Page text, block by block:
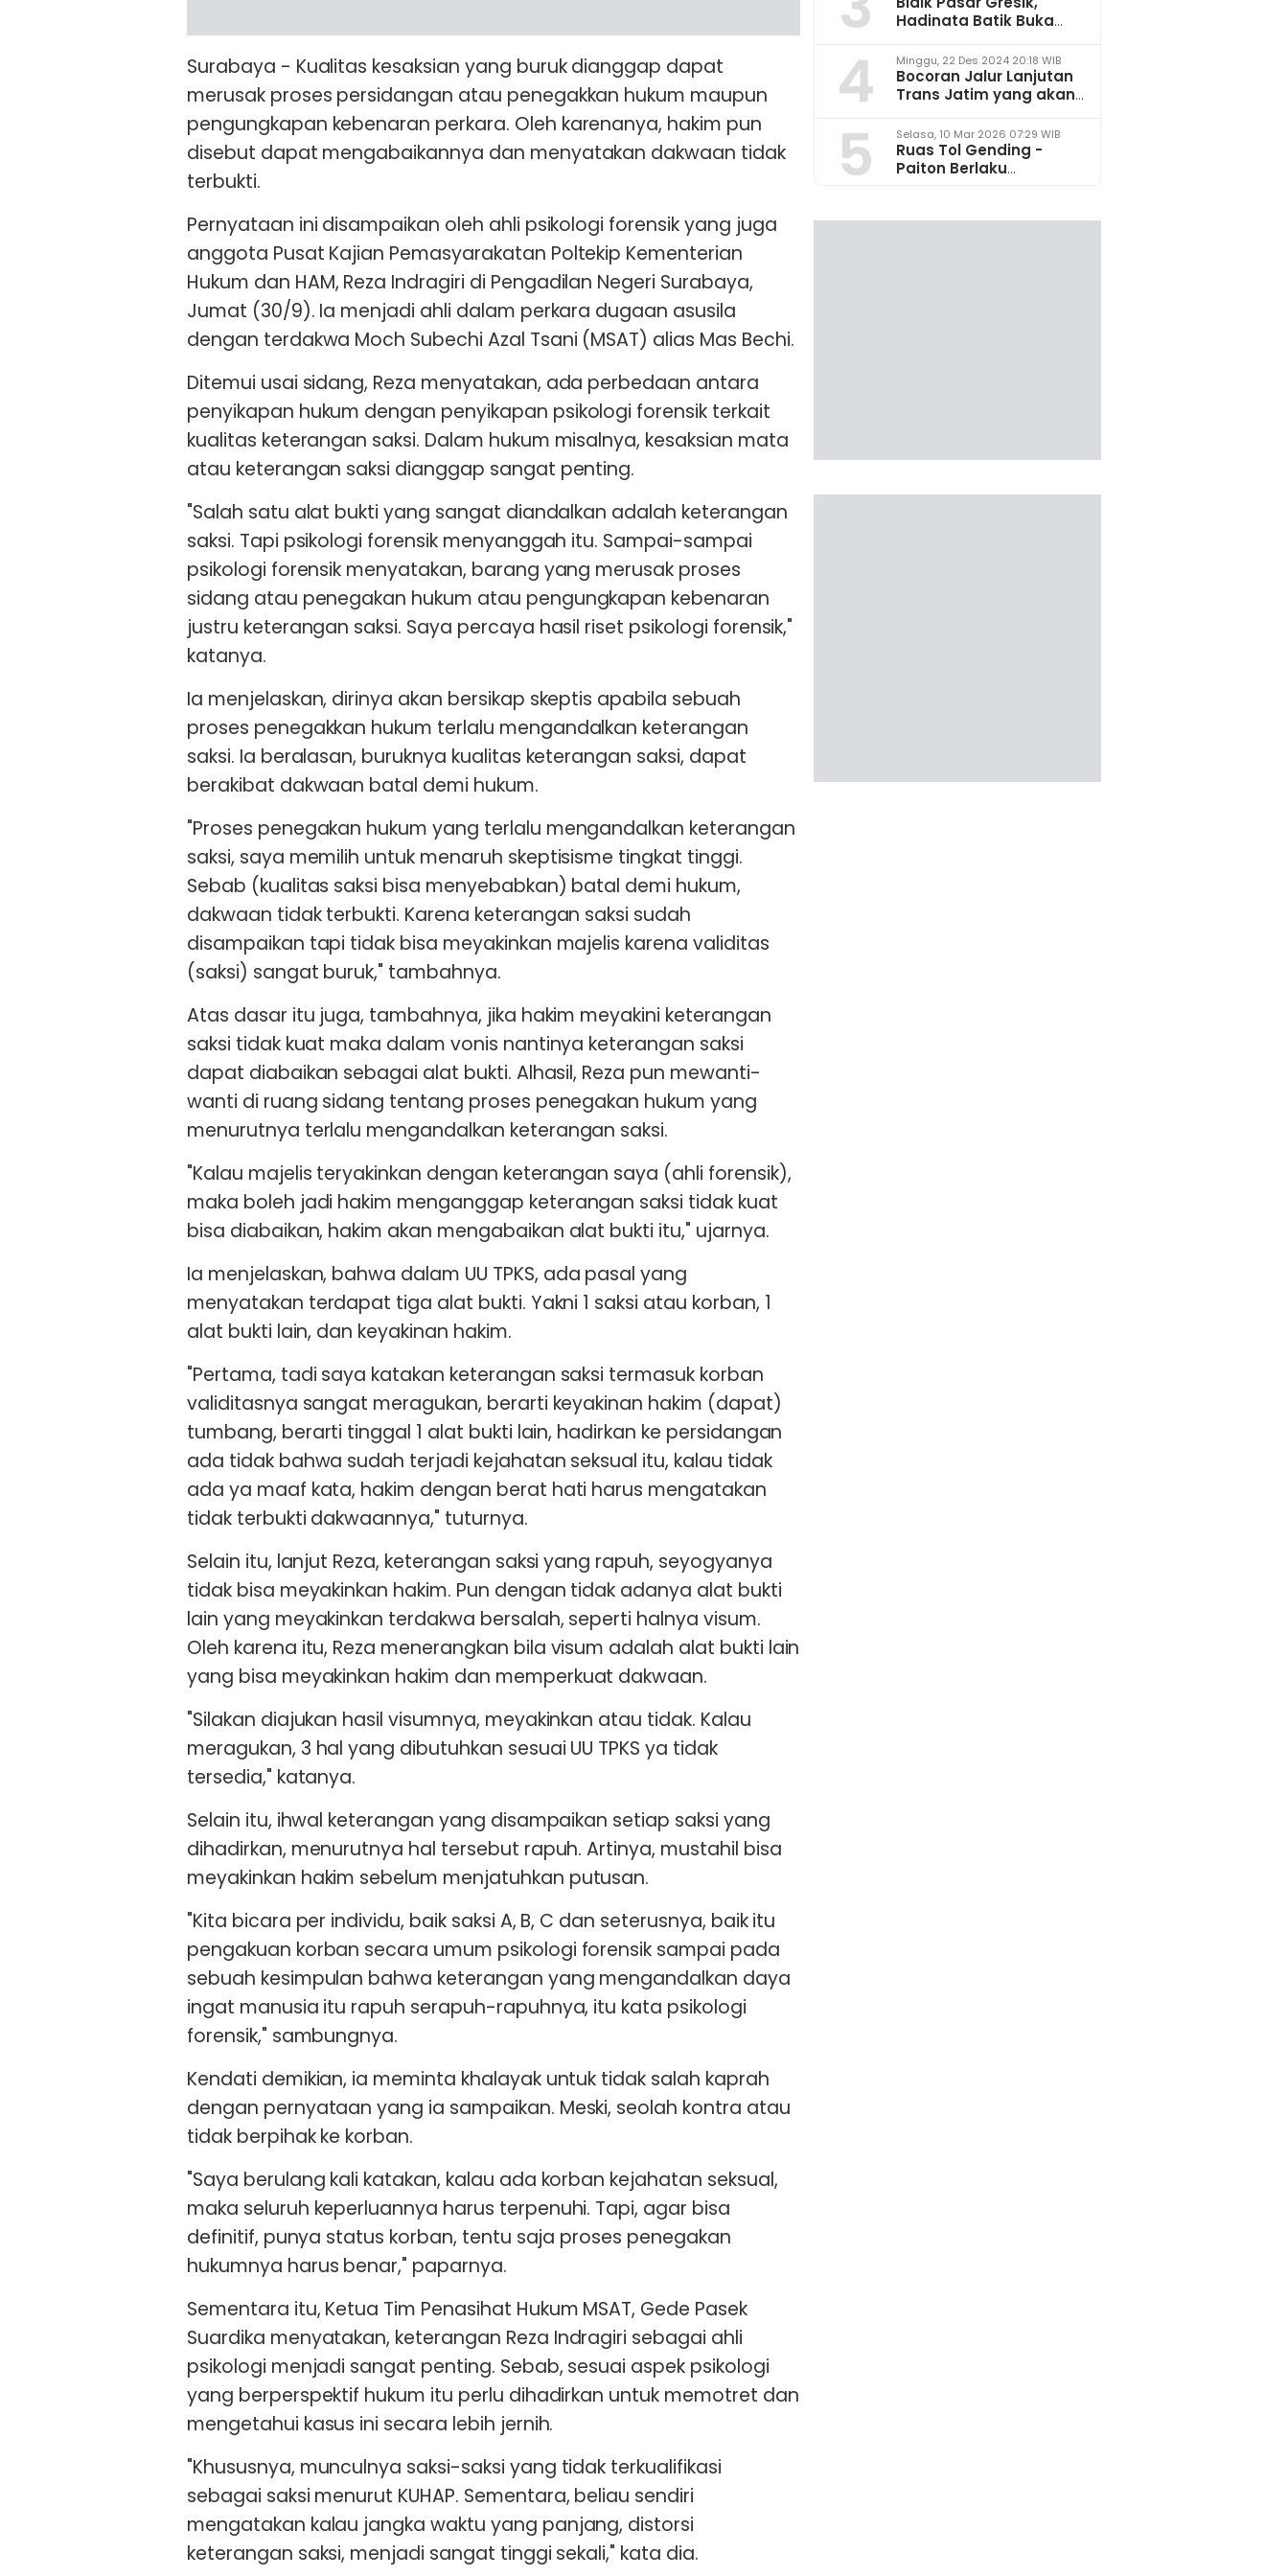
Surabaya - Kualitas kesaksian yang buruk dianggap dapat
merusak proses persidangan atau penegakkan hukum maupun
pengungkapan kebenaran perkara. Oleh karenanya, hakim pun
disebut dapat mengabaikannya dan menyatakan dakwaan tidak
terbukti.
Pernyataan ini disampaikan oleh ahli psikologi forensik yang juga
anggota Pusat Kajian Pemasyarakatan Poltekip Kementerian
Hukum dan HAM, Reza Indragiri di Pengadilan Negeri Surabaya,
Jumat (30/9). Ia menjadi ahli dalam perkara dugaan asusila
dengan terdakwa Moch Subechi Azal Tsani (MSAT) alias Mas Bechi.
Ditemui usai sidang, Reza menyatakan, ada perbedaan antara
penyikapan hukum dengan penyikapan psikologi forensik terkait
kualitas keterangan saksi. Dalam hukum misalnya, kesaksian mata
atau keterangan saksi dianggap sangat penting.
"Salah satu alat bukti yang sangat diandalkan adalah keterangan
saksi. Tapi psikologi forensik menyanggah itu. Sampai-sampai
psikologi forensik menyatakan, barang yang merusak proses
sidang atau penegakan hukum atau pengungkapan kebenaran
justru keterangan saksi. Saya percaya hasil riset psikologi forensik,"
katanya.
Ia menjelaskan, dirinya akan bersikap skeptis apabila sebuah
proses penegakkan hukum terlalu mengandalkan keterangan
saksi. Ia beralasan, buruknya kualitas keterangan saksi, dapat
berakibat dakwaan batal demi hukum.
"Proses penegakan hukum yang terlalu mengandalkan keterangan
saksi, saya memilih untuk menaruh skeptisisme tingkat tinggi.
Sebab (kualitas saksi bisa menyebabkan) batal demi hukum,
dakwaan tidak terbukti. Karena keterangan saksi sudah
disampaikan tapi tidak bisa meyakinkan majelis karena validitas
(saksi) sangat buruk," tambahnya.
Atas dasar itu juga, tambahnya, jika hakim meyakini keterangan
saksi tidak kuat maka dalam vonis nantinya keterangan saksi
dapat diabaikan sebagai alat bukti. Alhasil, Reza pun mewanti-
wanti di ruang sidang tentang proses penegakan hukum yang
menurutnya terlalu mengandalkan keterangan saksi.
"Kalau majelis teryakinkan dengan keterangan saya (ahli forensik),
maka boleh jadi hakim menganggap keterangan saksi tidak kuat
bisa diabaikan, hakim akan mengabaikan alat bukti itu," ujarnya.
Ia menjelaskan, bahwa dalam UU TPKS, ada pasal yang
menyatakan terdapat tiga alat bukti. Yakni 1 saksi atau korban, 1
alat bukti lain, dan keyakinan hakim.
"Pertama, tadi saya katakan keterangan saksi termasuk korban
validitasnya sangat meragukan, berarti keyakinan hakim (dapat)
tumbang, berarti tinggal 1 alat bukti lain, hadirkan ke persidangan
ada tidak bahwa sudah terjadi kejahatan seksual itu, kalau tidak
ada ya maaf kata, hakim dengan berat hati harus mengatakan
tidak terbukti dakwaannya," tuturnya.
Selain itu, lanjut Reza, keterangan saksi yang rapuh, seyogyanya
tidak bisa meyakinkan hakim. Pun dengan tidak adanya alat bukti
lain yang meyakinkan terdakwa bersalah, seperti halnya visum.
Oleh karena itu, Reza menerangkan bila visum adalah alat bukti lain
yang bisa meyakinkan hakim dan memperkuat dakwaan.
"Silakan diajukan hasil visumnya, meyakinkan atau tidak. Kalau
meragukan, 3 hal yang dibutuhkan sesuai UU TPKS ya tidak
tersedia," katanya.
Selain itu, ihwal keterangan yang disampaikan setiap saksi yang
dihadirkan, menurutnya hal tersebut rapuh. Artinya, mustahil bisa
meyakinkan hakim sebelum menjatuhkan putusan.
"Kita bicara per individu, baik saksi A, B, C dan seterusnya, baik itu
pengakuan korban secara umum psikologi forensik sampai pada
sebuah kesimpulan bahwa keterangan yang mengandalkan daya
ingat manusia itu rapuh serapuh-rapuhnya, itu kata psikologi
forensik," sambungnya.
Kendati demikian, ia meminta khalayak untuk tidak salah kaprah
dengan pernyataan yang ia sampaikan. Meski, seolah kontra atau
tidak berpihak ke korban.
"Saya berulang kali katakan, kalau ada korban kejahatan seksual,
maka seluruh keperluannya harus terpenuhi. Tapi, agar bisa
definitif, punya status korban, tentu saja proses penegakan
hukumnya harus benar," paparnya.
Sementara itu, Ketua Tim Penasihat Hukum MSAT, Gede Pasek
Suardika menyatakan, keterangan Reza Indragiri sebagai ahli
psikologi menjadi sangat penting. Sebab, sesuai aspek psikologi
yang berperspektif hukum itu perlu dihadirkan untuk memotret dan
mengetahui kasus ini secara lebih jernih.
"Khususnya, munculnya saksi-saksi yang tidak terkualifikasi
sebagai saksi menurut KUHAP. Sementara, beliau sendiri
mengatakan kalau jangka waktu yang panjang, distorsi
keterangan saksi, menjadi sangat tinggi sekali," kata dia.
Hadinata Batik Buka
4 Minggu, 22 Des 2024 20:18 WIB
Bocoran Jalur Lanjutan
Trans Jatim yang akan
2025
5 Selasa, 10 Mar 2026 07:29 WIB
Ruas Tol Gending -
Paiton Berlaku